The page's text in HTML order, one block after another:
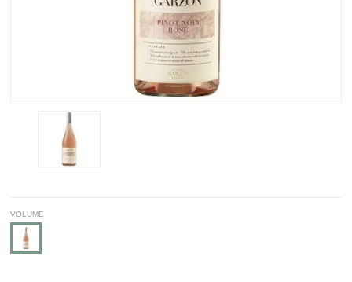
VOLUME